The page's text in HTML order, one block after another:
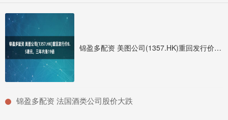
锦盈多配资 美图公司(1357.HK)重回发行价8.5港元，三年内涨19倍
​锦盈多配资 法国酒类公司股价大跌